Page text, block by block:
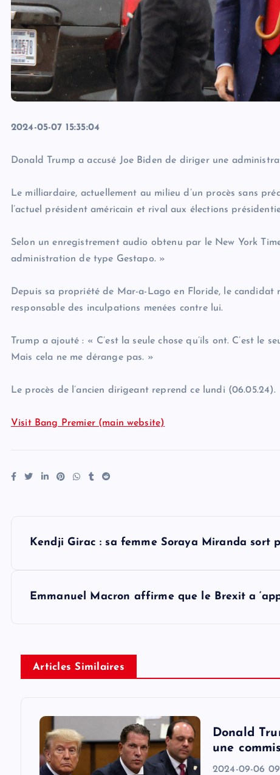
2024-05-07 15:35:04
Donald Trump a accusé Joe Biden de diriger une
Le milliardaire, actuellement au milieu d’un procès sans
l’actuel président américain et rival aux élections
Selon un enregistrement audio obtenu par le New York
administration de type Gestapo. »
Depuis sa propriété de Mar-a-Lago en Floride, le
responsable des inculpations menées contre lui.
Trump a ajouté : « C’est la seule chose qu’ils ont. C’est le
Mais cela ne me dérange pas. »
Le procès de l’ancien dirigeant reprend ce lundi (06.05.24).
Visit Bang Premier (main website)
Kendji Girac : sa femme Soraya Miranda sort
Emmanuel Macron affirme que le Brexit a
Articles Similaires
Donald
une
2024-09-06